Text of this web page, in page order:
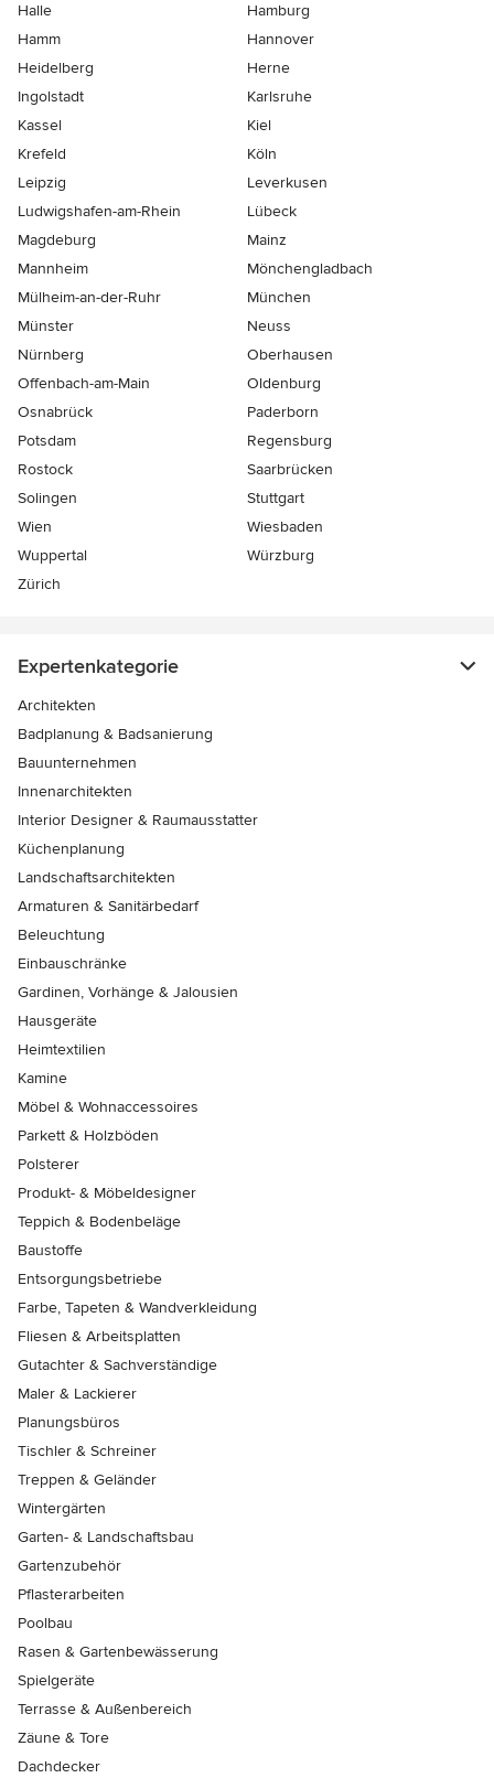
Halle
Hamburg
Hamm
Hannover
Heidelberg
Herne
Ingolstadt
Karlsruhe
Kassel
Kiel
Krefeld
Köln
Leipzig
Leverkusen
Ludwigshafen-am-Rhein
Lübeck
Magdeburg
Mainz
Mannheim
Mönchen­gladbach
Mülheim-an-der-Ruhr
München
Münster
Neuss
Nürnberg
Oberhausen
Offenbach-am-Main
Oldenburg
Osnabrück
Paderborn
Potsdam
Regensburg
Rostock
Saarbrücken
Solingen
Stuttgart
Wien
Wiesbaden
Wuppertal
Würzburg
Zürich
Expertenkategorie
Architekten
Badplanung & Badsanierung
Bauunternehmen
Innenarchitekten
Interior Designer & Raumausstatter
Küchenplanung
Landschaftsarchitekten
Armaturen & Sanitärbedarf
Beleuchtung
Einbauschränke
Gardinen, Vorhänge & Jalousien
Hausgeräte
Heimtextilien
Kamine
Möbel & Wohnaccessoires
Parkett & Holzböden
Polsterer
Produkt- & Möbeldesigner
Teppich & Bodenbeläge
Baustoffe
Entsorgungsbetriebe
Farbe, Tapeten & Wandverkleidung
Fliesen & Arbeitsplatten
Gutachter & Sachverständige
Maler & Lackierer
Planungsbüros
Tischler & Schreiner
Treppen & Geländer
Wintergärten
Garten- & Landschaftsbau
Gartenzubehör
Pflasterarbeiten
Poolbau
Rasen & Gartenbewässerung
Spielgeräte
Terrasse & Außenbereich
Zäune & Tore
Dachdecker